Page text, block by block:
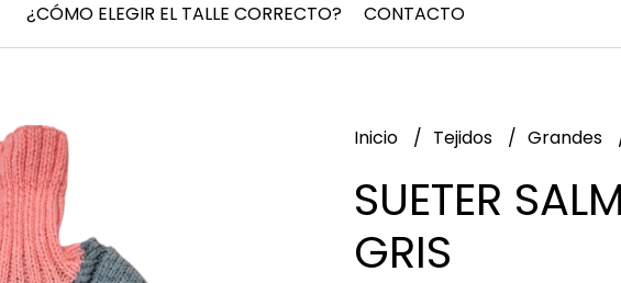
¿CÓMO ELEGIR EL TALLE CORRECTO? CONTACTO
Inicio Tejidos Grandes
SUETER
GRIS